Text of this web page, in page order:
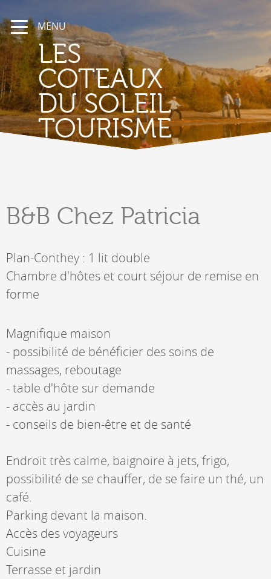
MENU
LES
COTEAUX
DU SOLEIL
TOURISME
B&B Chez Patricia
Plan-Conthey : 1 lit double
Chambre d'hôtes et court séjour de remise en
forme
Magnifique maison
- possibilité de bénéficier des soins de
massages, reboutage
- table d'hôte sur demande
- accès au jardin
- conseils de bien-être et de santé
Endroit très calme, baignoire à jets, frigo,
possibilité de se chauffer, de se faire un thé, un
café.
Parking devant la maison.
Accès des voyageurs
Cuisine
Terrasse et jardin